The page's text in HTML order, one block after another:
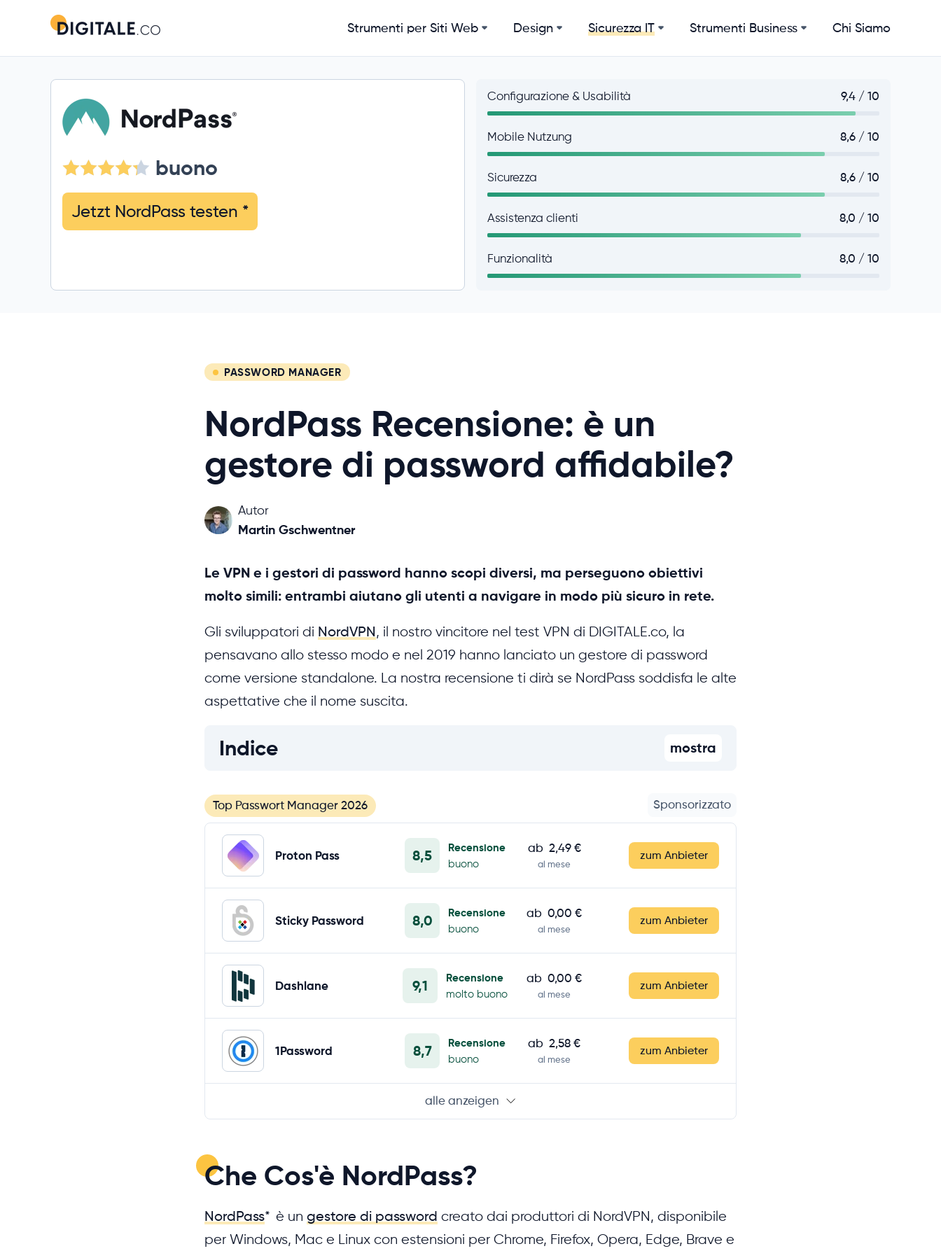
Strumenti per Siti Web Design Sicurezza IT Strumenti Business Chi Siamo
buono
Jetzt NordPass testen *
Configurazione & Usabilità 9,4 / 10
Mobile Nutzung 8,6 / 10
Sicurezza 8,6 / 10
Assistenza clienti 8,0 / 10
Funzionalità 8,0 / 10
PASSWORD MANAGER
NordPass Recensione: è un
gestore di password affidabile?
Autor
Martin Gschwentner
Le VPN e i gestori di password hanno scopi diversi, ma perseguono obiettivi
molto simili: entrambi aiutano gli utenti a navigare in modo più sicuro in rete.
Gli sviluppatori di NordVPN, il nostro vincitore nel test VPN di DIGITALE.co, la
pensavano allo stesso modo e nel 2019 hanno lanciato un gestore di password
come versione standalone. La nostra recensione ti dirà se NordPass soddisfa le alte
aspettative che il nome suscita.
Indice mostra
Top Passwort Manager 2026 Sponsorizzato
ab 2,49 €
al mese
zum Anbieter
Proton Pass 8,5
Recensione
buono
ab 0,00 €
al mese
zum Anbieter
Sticky Password 8,0
Recensione
buono
ab 0,00 €
al mese
zum Anbieter
Dashlane 9,1
Recensione
molto buono
ab 2,58 €
al mese
zum Anbieter
1Password 8,7
Recensione
buono
alle anzeigen
Che Cos'è NordPass?
NordPass* è un gestore di password creato dai produttori di NordVPN, disponibile
per Windows, Mac e Linux con estensioni per Chrome, Firefox, Opera, Edge, Brave e